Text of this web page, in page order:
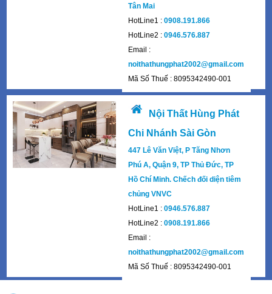
Tân Mai
HotLine1 :0908.191.866
HotLine2 :0946.576.887
Email :
noithathungphat2002@gmail.com
Mã Số Thuế : 8095342490-001
Nội Thất Hùng Phát
Chi Nhánh Sài Gòn
447 Lê Văn Việt, P Tăng Nhơn
Phú A, Quận 9, TP Thủ Đức, TP
Hồ Chí Minh. Chếch đối diện tiêm
chủng VNVC
HotLine1 :0946.576.887
HotLine2 :0908.191.866
Email :
noithathungphat2002@gmail.com
Mã Số Thuế : 8095342490-001